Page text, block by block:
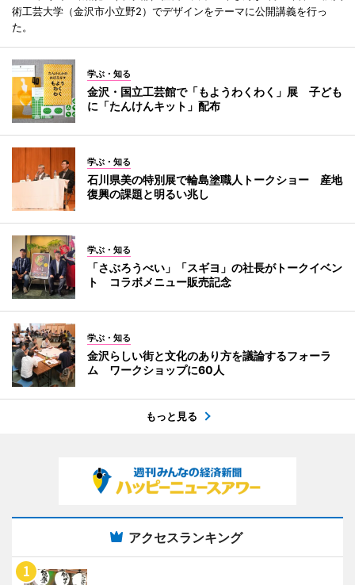
術工芸大学（金沢市小立野2）でデザインをテーマに公開講義を行っ
た。
学ぶ・知る
金沢・国立工芸館で「もようわくわく」展 子ども
に「たんけんキット」配布
学ぶ・知る
石川県美の特別展で輪島塗職人トークショー 産地
復興の課題と明るい兆し
学ぶ・知る
「さぶろうべい」「スギヨ」の社長がトークイベン
ト コラボメニュー販売記念
学ぶ・知る
金沢らしい街と文化のあり方を議論するフォーラ
ム ワークショップに60人
もっと見る
アクセスランキング